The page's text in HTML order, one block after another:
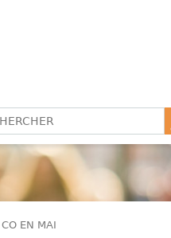
EN MAI